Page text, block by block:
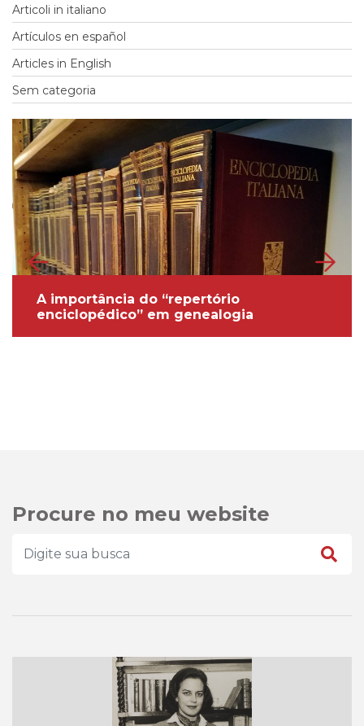
Articoli in italiano
Artículos en español
Articles in English
Sem categoria
Genealogia•
A importância do “repertório
enciclopédico” em genealogia
Procure no meu website